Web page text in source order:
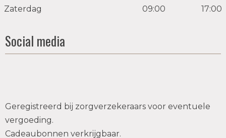
Zaterdag 09:00 17:00
Social media
Geregistreerd bij zorgverzekeraars voor eventuele
vergoeding.
Cadeaubonnen verkrijgbaar.